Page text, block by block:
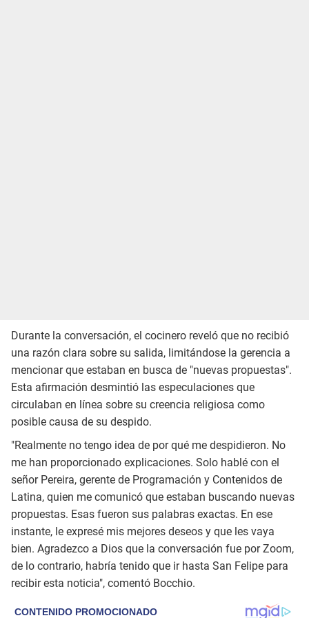
Durante la conversación, el cocinero reveló que no recibió
una razón clara sobre su salida, limitándose la gerencia a
mencionar que estaban en busca de "nuevas propuestas".
Esta afirmación desmintió las especulaciones que
circulaban en línea sobre su creencia religiosa como
posible causa de su despido.
"Realmente no tengo idea de por qué me despidieron. No
me han proporcionado explicaciones. Solo hablé con el
señor Pereira, gerente de Programación y Contenidos de
Latina, quien me comunicó que estaban buscando nuevas
propuestas. Esas fueron sus palabras exactas. En ese
instante, le expresé mis mejores deseos y que les vaya
bien. Agradezco a Dios que la conversación fue por Zoom,
de lo contrario, habría tenido que ir hasta San Felipe para
recibir esta noticia", comentó Bocchio.